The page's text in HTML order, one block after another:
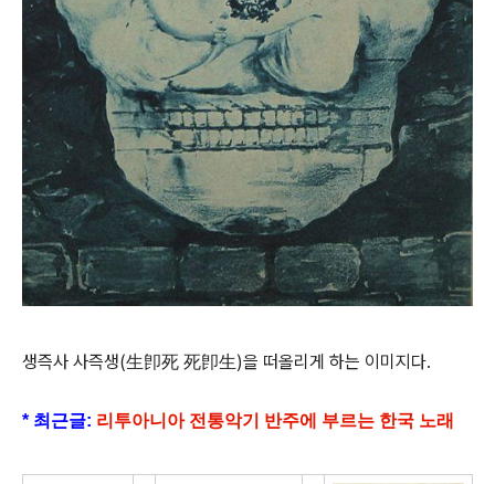
생즉사 사즉생(生卽死 死卽生)을 떠올리게 하는 이미지다.
* 최근글: 리투아니아 전통악기 반주에 부르는 한국 노래